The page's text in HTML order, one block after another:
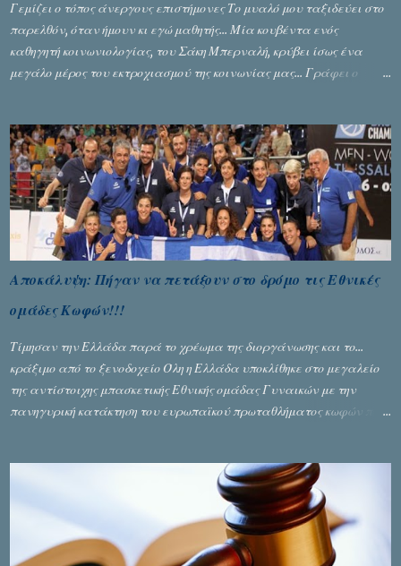
Γεμίζει ο τόπος άνεργους επιστήμονες Το μυαλό μου ταξιδεύει στο
παρελθόν, όταν ήμουν κι εγώ μαθητής... Μία κουβέντα ενός
καθηγητή κοινωνιολογίας, του Σάκη Μπερναλή, κρύβει ίσως ένα
μεγάλο μέρος του εκτροχιασμού της κοινωνίας μας... Γράφει ο
Αποκάλυψη: Πήγαν να πετάξουν στο δρόμο τις Εθνικές
ομάδες Κωφών!!!
Τίμησαν την Ελλάδα παρά το χρέωμα της διοργάνωσης και το...
κράξιμο από το ξενοδοχείο Όλη η Ελλάδα υποκλίθηκε στο μεγαλείο
της αντίστοιχης μπασκετικής Εθνικής ομάδας Γυναικών με την
πανηγυρική κατάκτηση του ευρωπαϊκού πρωταθλήματος κωφών που
Ζέρβα με την πορεία τους που ολοκληρώθηκε με τη νίκη τους στον
τελικό επί της Λιθουανίας, υπάρχουν και τα δυσάρεστα. Τα πολύ
δυσάρεστα...